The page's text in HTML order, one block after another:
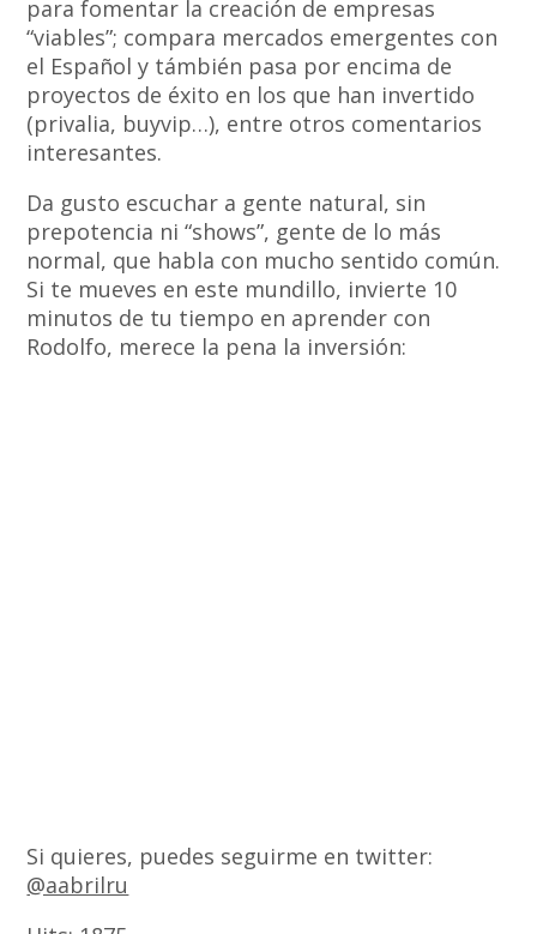
para fomentar la creación de empresas
“viables”; compara mercados emergentes con
el Español y támbién pasa por encima de
proyectos de éxito en los que han invertido
(privalia, buyvip…), entre otros comentarios
interesantes.
Da gusto escuchar a gente natural, sin
prepotencia ni “shows”, gente de lo más
normal, que habla con mucho sentido común.
Si te mueves en este mundillo, invierte 10
minutos de tu tiempo en aprender con
Rodolfo, merece la pena la inversión:
Si quieres, puedes seguirme en twitter:
@aabrilru